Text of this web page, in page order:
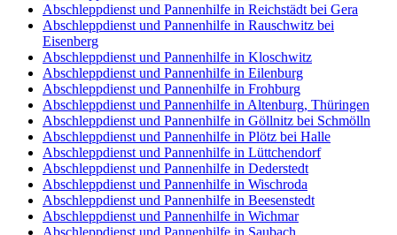
Abschleppdienst und Pannenhilfe in Reichstädt bei Gera
Abschleppdienst und Pannenhilfe in Rauschwitz bei
Eisenberg
Abschleppdienst und Pannenhilfe in Kloschwitz
Abschleppdienst und Pannenhilfe in Eilenburg
Abschleppdienst und Pannenhilfe in Frohburg
Abschleppdienst und Pannenhilfe in Altenburg, Thüringen
Abschleppdienst und Pannenhilfe in Göllnitz bei Schmölln
Abschleppdienst und Pannenhilfe in Plötz bei Halle
Abschleppdienst und Pannenhilfe in Lüttchendorf
Abschleppdienst und Pannenhilfe in Dederstedt
Abschleppdienst und Pannenhilfe in Wischroda
Abschleppdienst und Pannenhilfe in Beesenstedt
Abschleppdienst und Pannenhilfe in Wichmar
Abschleppdienst und Pannenhilfe in Saubach